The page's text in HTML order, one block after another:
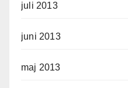
juli 2013
juni 2013
maj 2013